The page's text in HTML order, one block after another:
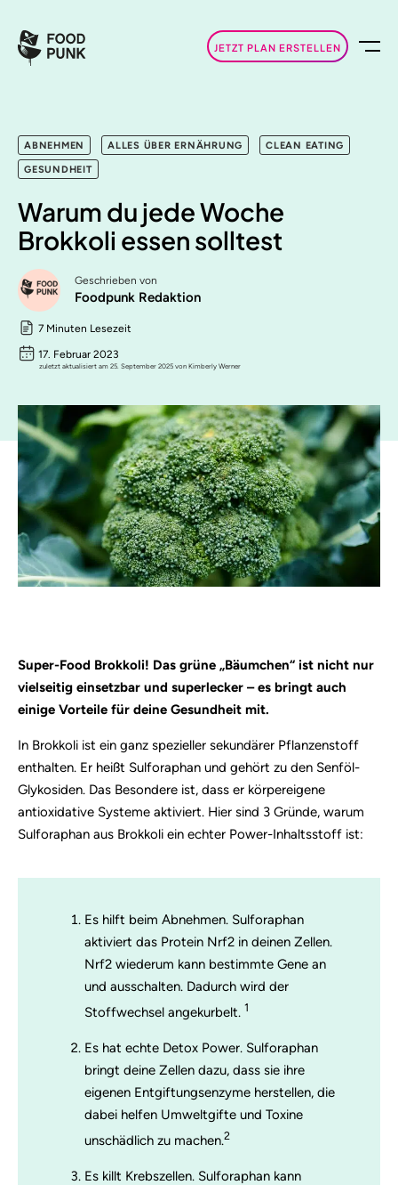
JETZT PLAN ERSTELLEN
ABNEHMEN ALLES ÜBER ERNÄHRUNG CLEAN EATING
GESUNDHEIT
Warum du jede Woche
Brokkoli essen solltest
Geschrieben von
Foodpunk Redaktion
7 Minuten Lesezeit
17. Februar 2023
zuletzt aktualisiert am 25. September 2025 von Kimberly Werner
Super-Food Brokkoli! Das grüne „Bäumchen“ ist nicht nur
vielseitig einsetzbar und superlecker – es bringt auch
einige Vorteile für deine Gesundheit mit.
In Brokkoli ist ein ganz spezieller sekundärer Pflanzenstoff
enthalten. Er heißt Sulforaphan und gehört zu den Senföl-
Glykosiden. Das Besondere ist, dass er körpereigene
antioxidative Systeme aktiviert. Hier sind 3 Gründe, warum
Sulforaphan aus Brokkoli ein echter Power-Inhaltsstoff ist:
Es hilft beim Abnehmen. Sulforaphan
aktiviert das Protein Nrf2 in deinen Zellen.
Nrf2 wiederum kann bestimmte Gene an
und ausschalten. Dadurch wird der
Stoffwechsel angekurbelt. 1
Es hat echte Detox Power. Sulforaphan
bringt deine Zellen dazu, dass sie ihre
eigenen Entgiftungsenzyme herstellen, die
dabei helfen Umweltgifte und Toxine
unschädlich zu machen.2
Es killt Krebszellen. Sulforaphan kann